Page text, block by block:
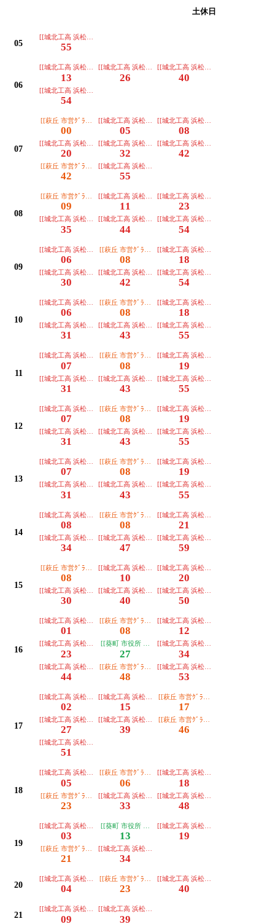
土休日
05
[[城北工高 浜松駅]]
55
06
[[城北工高 浜松駅]]オムニバス
13
[[城北工高 浜松駅]]
26
[[城北工高 浜松駅]]
40
[[城北工高 浜松駅]]
54
07
[[萩丘 市営ｸﾞﾗﾝﾄﾞ 浜松駅]]オムニバス
00
[[城北工高 浜松駅]]オムニバス学海
05
[[城北工高 浜松駅]]オムニバス
08
[[城北工高 浜松駅]]
20
[[城北工高 浜松駅]]
32
[[城北工高 浜松駅]]
42
[[萩丘 市営ｸﾞﾗﾝﾄﾞ 浜松駅]]オムニバス
42
[[城北工高 浜松駅]]オムニバス
55
08
[[萩丘 市営ｸﾞﾗﾝﾄﾞ 浜松駅]]オムニバス
09
[[城北工高 浜松駅]]オムニバス
11
[[城北工高 浜松駅]]
23
[[城北工高 浜松駅]]
35
[[城北工高 浜松駅]]
44
[[城北工高 浜松駅]]オムニバス
54
09
[[城北工高 浜松駅]]
06
[[萩丘 市営ｸﾞﾗﾝﾄﾞ 浜松駅]]
08
[[城北工高 浜松駅]]
18
[[城北工高 浜松駅]]
30
[[城北工高 浜松駅]]
42
[[城北工高 浜松駅]]
54
10
[[城北工高 浜松駅]]オムニバス
06
[[萩丘 市営ｸﾞﾗﾝﾄﾞ 浜松駅]]オムニバス
08
[[城北工高 浜松駅]]オムニバス
18
[[城北工高 浜松駅]]
31
[[城北工高 浜松駅]]オムニバス
43
[[城北工高 浜松駅]]
55
11
[[城北工高 浜松駅]]オムニバス
07
[[萩丘 市営ｸﾞﾗﾝﾄﾞ 浜松駅]]
08
[[城北工高 浜松駅]]
19
[[城北工高 浜松駅]]オムニバス
31
[[城北工高 浜松駅]]
43
[[城北工高 浜松駅]]
55
12
[[城北工高 浜松駅]]オムニバス
07
[[萩丘 市営ｸﾞﾗﾝﾄﾞ 浜松駅]]オムニバス
08
[[城北工高 浜松駅]]
19
[[城北工高 浜松駅]]オムニバス
31
[[城北工高 浜松駅]]
43
[[城北工高 浜松駅]]オムニバス
55
13
[[城北工高 浜松駅]]
07
[[萩丘 市営ｸﾞﾗﾝﾄﾞ 浜松駅]]オムニバス
08
[[城北工高 浜松駅]]オムニバス
19
[[城北工高 浜松駅]]
31
[[城北工高 浜松駅]]
43
[[城北工高 浜松駅]]オムニバス
55
14
[[城北工高 浜松駅]]
08
[[萩丘 市営ｸﾞﾗﾝﾄﾞ 浜松駅]]
08
[[城北工高 浜松駅]]
21
[[城北工高 浜松駅]]
34
[[城北工高 浜松駅]]
47
[[城北工高 浜松駅]]
59
15
[[萩丘 市営ｸﾞﾗﾝﾄﾞ 浜松駅]]オムニバス
08
[[城北工高 浜松駅]]オムニバス
10
[[城北工高 浜松駅]]
20
[[城北工高 浜松駅]]
30
[[城北工高 浜松駅]]
40
[[城北工高 浜松駅]]オムニバス
50
16
[[城北工高 浜松駅]]
01
[[萩丘 市営ｸﾞﾗﾝﾄﾞ 浜松駅]]
08
[[城北工高 浜松駅]]オムニバス
12
[[城北工高 浜松駅]]
23
[[葵町 市役所 浜松駅]]オムニバス
27
[[城北工高 浜松駅]]
34
[[城北工高 浜松駅]]
44
[[萩丘 市営ｸﾞﾗﾝﾄﾞ 浜松駅]]学
48
[[城北工高 浜松駅]]
53
17
[[城北工高 浜松駅]]
02
[[城北工高 浜松駅]]
15
[[萩丘 市営ｸﾞﾗﾝﾄﾞ 浜松駅]]
17
[[城北工高 浜松駅]]オムニバス
27
[[城北工高 浜松駅]]オムニバス
39
[[萩丘 市営ｸﾞﾗﾝﾄﾞ 浜松駅]]オムニバス
46
[[城北工高 浜松駅]]オムニバス
51
18
[[城北工高 浜松駅]]オムニバス
05
[[萩丘 市営ｸﾞﾗﾝﾄﾞ 浜松駅]]オムニバス
06
[[城北工高 浜松駅]]
18
[[萩丘 市営ｸﾞﾗﾝﾄﾞ 浜松駅]]オムニバス
23
[[城北工高 浜松駅]]オムニバス
33
[[城北工高 浜松駅]]
48
19
[[城北工高 浜松駅]]オムニバス
03
[[葵町 市役所 浜松駅]]
13
[[城北工高 浜松駅]]オムニバス
19
[[萩丘 市営ｸﾞﾗﾝﾄﾞ 浜松駅]]
21
[[城北工高 浜松駅]]オムニバス
34
20
[[城北工高 浜松駅]]オムニバス
04
[[萩丘 市営ｸﾞﾗﾝﾄﾞ 浜松駅]]
23
[[城北工高 浜松駅]]オムニバス
40
21
[[城北工高 浜松駅]]
09
[[城北工高 浜松駅]]
39